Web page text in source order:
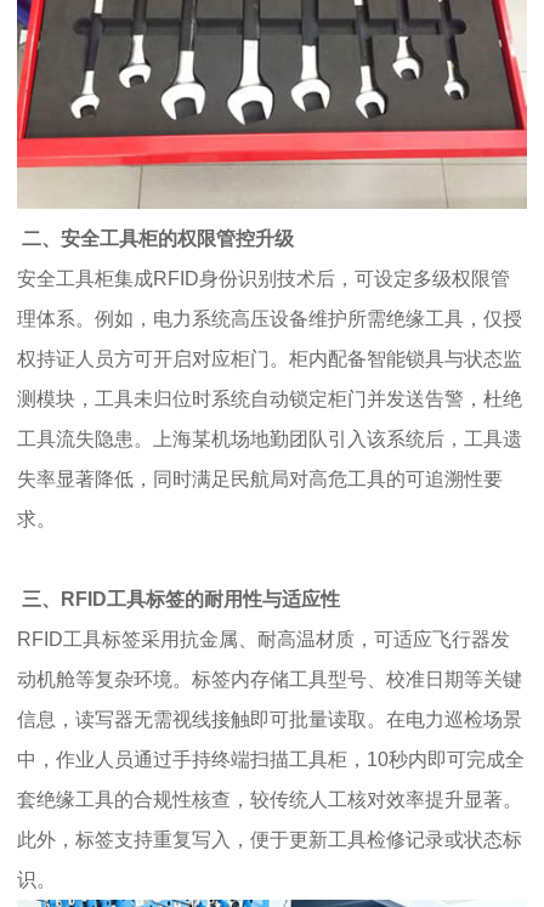
二、安全工具柜的权限管控升级
安全工具柜集成RFID身份识别技术后，可设定多级权限管
理体系。例如，电力系统高压设备维护所需绝缘工具，仅授
权持证人员方可开启对应柜门。柜内配备智能锁具与状态监
测模块，工具未归位时系统自动锁定柜门并发送告警，杜绝
工具流失隐患。上海某机场地勤团队引入该系统后，工具遗
失率显著降低，同时满足民航局对高危工具的可追溯性要
求。
三、RFID工具标签的耐用性与适应性
RFID工具标签采用抗金属、耐高温材质，可适应飞行器发
动机舱等复杂环境。标签内存储工具型号、校准日期等关键
信息，读写器无需视线接触即可批量读取。在电力巡检场景
中，作业人员通过手持终端扫描工具柜，10秒内即可完成全
套绝缘工具的合规性核查，较传统人工核对效率提升显著。
此外，标签支持重复写入，便于更新工具检修记录或状态标
识。